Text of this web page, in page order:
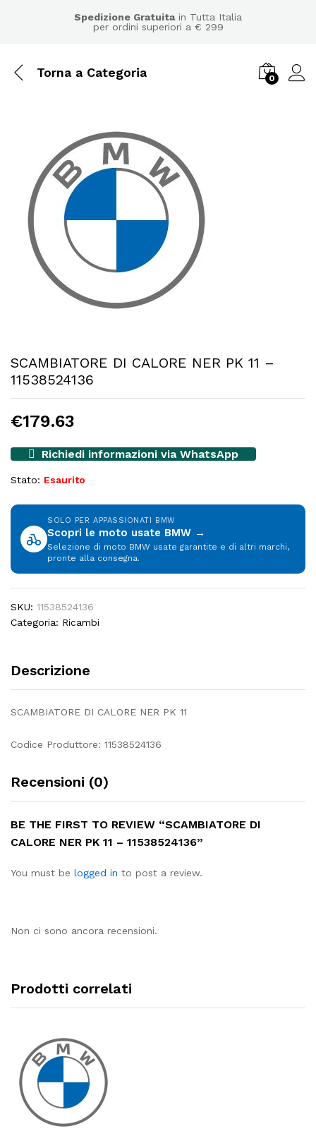
Spedizione Gratuitain Tutta Italia
per ordini superiori a € 299
Torna a Categoria 0
SCAMBIATORE DI CALORE NER PK 11 –
11538524136
€179.63
Richiedi informazioni via WhatsApp
Stato: Esaurito
SOLO PER APPASSIONATI BMW
Scopri le moto usate BMW →
Selezione di moto BMW usate garantite e di altri marchi,
pronte alla consegna.
SKU: 11538524136
Categoria: Ricambi
Descrizione
SCAMBIATORE DI CALORE NER PK 11
Codice Produttore: 11538524136
Recensioni (0)
BE THE FIRST TO REVIEW “SCAMBIATORE DI
CALORE NER PK 11 – 11538524136”
You must be logged in to post a review.
Non ci sono ancora recensioni.
Prodotti correlati